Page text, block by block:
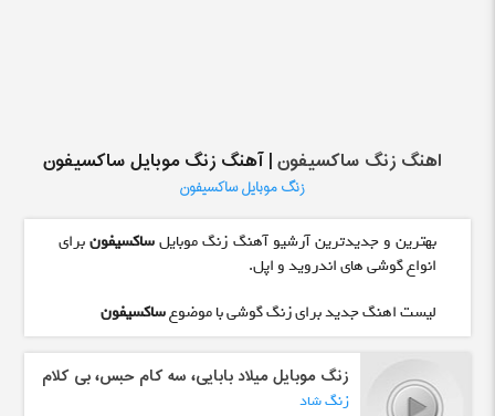
اهنگ زنگ ساکسیفون| آهنگ زنگ موبایل ساکسیفون
زنگ موبایل ساکسیفون
بهترین و جدیدترین آرشیو آهنگ زنگ موبایلساکسیفونبرای
انواع گوشی های اندروید و اپل.
لیست اهنگ جدید برای زنگ گوشی با موضوعساکسیفون
زنگ موبایل میلاد بابایی، سه کام حبس، بی کلام
زنگ شاد